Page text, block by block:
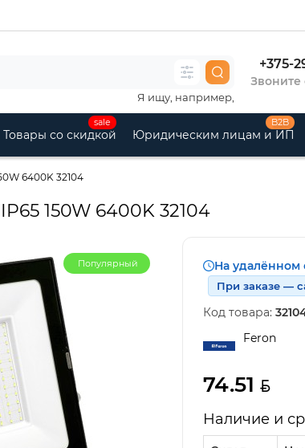
+375-
Звоните
Я ищу, например,
sale
Товары со скидкой
B2B
Юридическим лицам и ИП
6400K 32104
150W 6400K 32104
Популярный На удалённом
При заказе —
Код товара:
Feron
74.51
Наличие и